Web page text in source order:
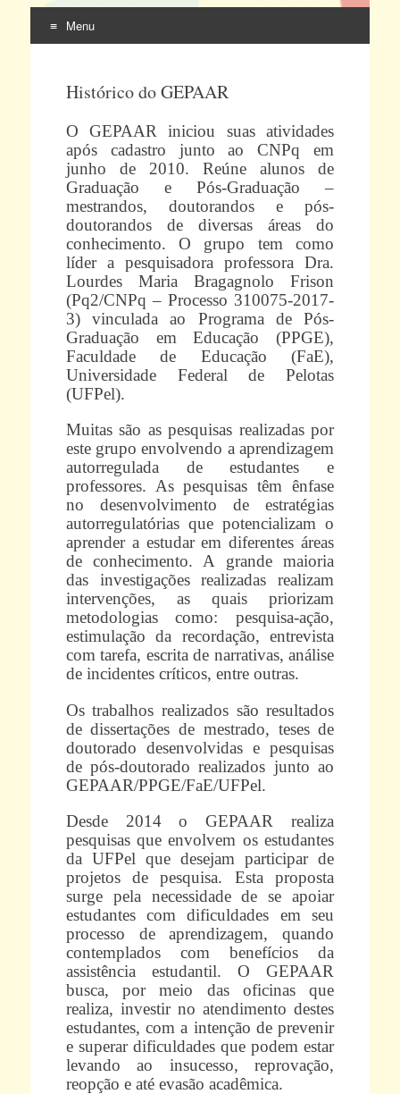
Menu
Histórico do GEPAAR
O GEPAAR iniciou suas atividades
após cadastro junto ao CNPq em
junho de 2010. Reúne alunos de
Graduação e Pós-Graduação –
mestrandos, doutorandos e pós-
doutorandos de diversas áreas do
conhecimento. O grupo tem como
líder a pesquisadora professora Dra.
Lourdes Maria Bragagnolo Frison
(Pq2/CNPq – Processo 310075-2017-
3) vinculada ao Programa de Pós-
Graduação em Educação (PPGE),
Faculdade de Educação (FaE),
Universidade Federal de Pelotas
(UFPel).
Muitas são as pesquisas realizadas por
este grupo envolvendo a aprendizagem
autorregulada de estudantes e
professores. As pesquisas têm ênfase
no desenvolvimento de estratégias
autorregulatórias que potencializam o
aprender a estudar em diferentes áreas
de conhecimento. A grande maioria
das investigações realizadas realizam
intervenções, as quais priorizam
metodologias como: pesquisa-ação,
estimulação da recordação, entrevista
com tarefa, escrita de narrativas, análise
de incidentes críticos, entre outras.
Os trabalhos realizados são resultados
de dissertações de mestrado, teses de
doutorado desenvolvidas e pesquisas
de pós-doutorado realizados junto ao
GEPAAR/PPGE/FaE/UFPel.
Desde 2014 o GEPAAR realiza
pesquisas que envolvem os estudantes
da UFPel que desejam participar de
projetos de pesquisa. Esta proposta
surge pela necessidade de se apoiar
estudantes com dificuldades em seu
processo de aprendizagem, quando
contemplados com benefícios da
assistência estudantil. O GEPAAR
busca, por meio das oficinas que
realiza, investir no atendimento destes
estudantes, com a intenção de prevenir
e superar dificuldades que podem estar
levando ao insucesso, reprovação,
reopção e até evasão acadêmica.